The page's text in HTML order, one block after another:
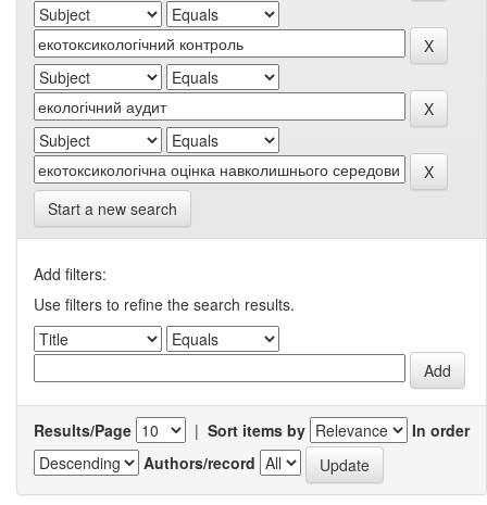
Start a new search
Add filters:
Use filters to refine the search results.
Results/Page | Sort items by
In order
Authors/record